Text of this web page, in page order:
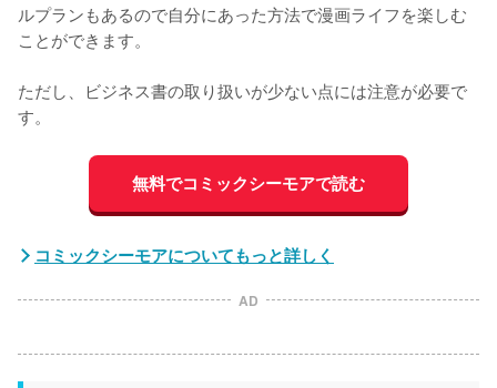
ルプランもあるので自分にあった方法で漫画ライフを楽しむ
ことができます。
ただし、ビジネス書の取り扱いが少ない点には注意が必要で
す。
無料でコミックシーモアで読む
コミックシーモアについてもっと詳しく
AD